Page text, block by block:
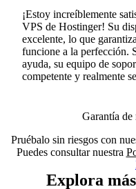
¡Estoy increíblemente
VPS de Hostinger! Su
excelente, lo que
funcione a la perfección.
ayuda, su equipo de
competente y realmente
Garantía de
Pruébalo sin riesgos con
Puedes consultar nuestra
Explora